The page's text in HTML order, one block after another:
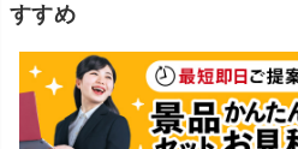
すすめ